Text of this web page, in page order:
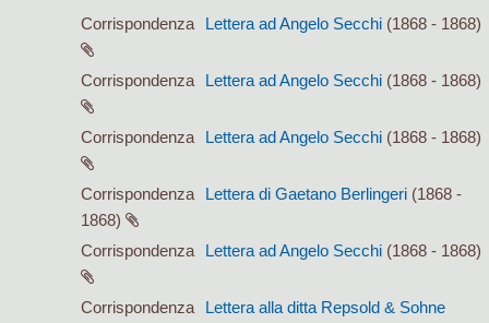
Corrispondenza Lettera ad Angelo Secchi (1868 - 1868)
Corrispondenza Lettera ad Angelo Secchi (1868 - 1868)
Corrispondenza Lettera ad Angelo Secchi (1868 - 1868)
Corrispondenza Lettera di Gaetano Berlingeri (1868 -
1868)
Corrispondenza
Lettera ad Angelo Secchi (1868 - 1868)
Corrispondenza
Lettera alla ditta Repsold & Sohne